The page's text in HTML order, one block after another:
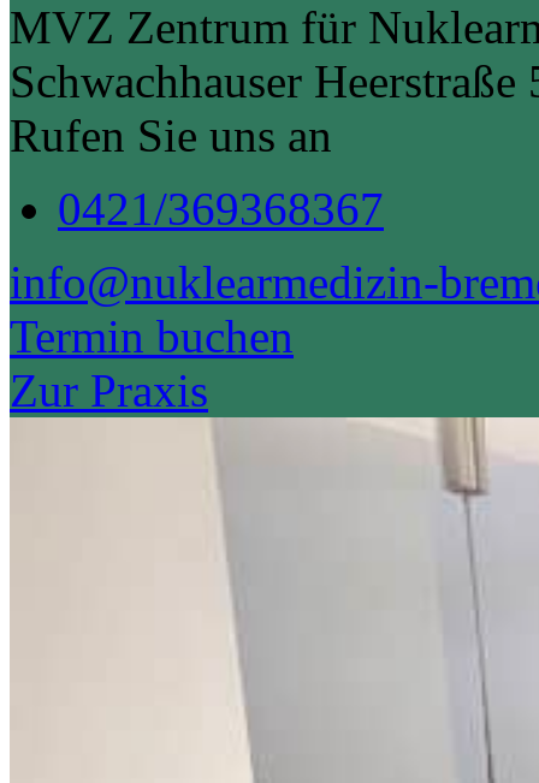
MVZ Zentrum für
Schwachhauser
Rufen Sie uns an
0421/369368367
info@nuklearmedizin-
Termin buchen
Zur Praxis